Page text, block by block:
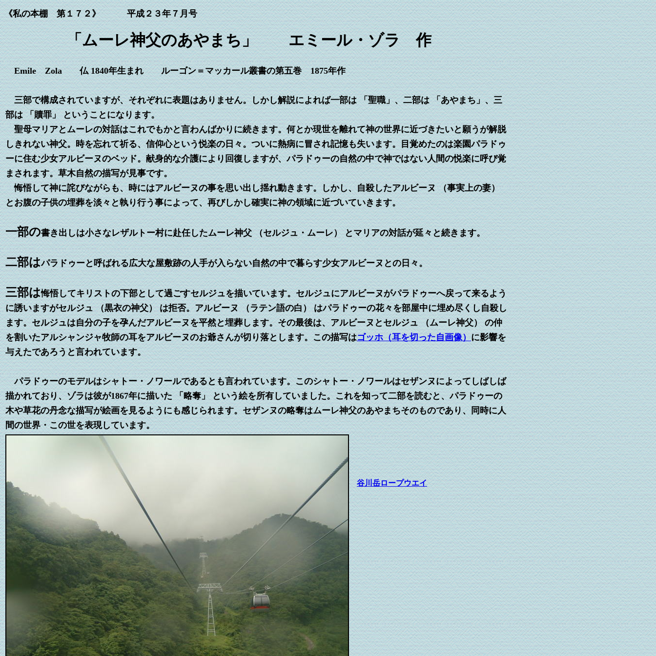
《私の本棚 第１７２》 平成２３年７月号
「ムーレ神父のあやまち」 エミール・ゾラ 作
Emile Zola 仏 1840年生まれ ルーゴン＝マッカール叢書の第五巻 1875年作
三部で構成されていますが、それぞれに表題はありません。しかし解説によれば一部は 「聖職」、二部は 「あやまち」、三
部は 「贖罪」 ということになります。
聖母マリアとムーレの対話はこれでもかと言わんばかりに続きます。何とか現世を離れて神の世界に近づきたいと願うが解脱
しきれない神父。時を忘れて祈る、信仰心という悦楽の日々。ついに熱病に冒され記憶も失います。目覚めたのは楽園パラドゥ
ーに住む少女アルビーヌのベッド。献身的な介護により回復しますが、パラドゥーの自然の中で神ではない人間の悦楽に呼び覚
まされます。草木自然の描写が見事です。
悔悟して神に詫びながらも、時にはアルビーヌの事を思い出し揺れ動きます。しかし、自殺したアルビーヌ （事実上の妻）
とお腹の子供の埋葬を淡々と執り行う事によって、再びしかし確実に神の領域に近づいていきます。
一部の書き出しは小さなレザルトー村に赴任したムーレ神父 （セルジュ・ムーレ） とマリアの対話が延々と続きます。
二部はパラドゥーと呼ばれる広大な屋敷跡の人手が入らない自然の中で暮らす少女アルビーヌとの日々。
三部は悔悟してキリストの下部として過ごすセルジュを描いています。セルジュにアルビーヌがパラドゥーへ戻って来るよう
に誘いますがセルジュ （黒衣の神父） は拒否。アルビーヌ （ラテン語の白） はパラドゥーの花々を部屋中に埋め尽くし自殺し
ます。セルジュは自分の子を孕んだアルビーヌを平然と埋葬します。その最後は、アルビーヌとセルジュ （ムーレ神父） の仲
を割いたアルシャンジャ牧師の耳をアルビーヌのお爺さんが切り落とします。この描写はゴッホ（耳を切った自画像） に影響を
与えたであろうと言われています。
パラドゥーのモデルはシャトー・ノワールであるとも言われています。このシャトー・ノワールはセザンヌによってしばしば
描かれており、ゾラは彼が1867年に描いた 「略奪」 という絵を所有していました。これを知って二部を読むと、パラドゥーの
木や草花の丹念な描写が絵画を見るようにも感じられます。セザンヌの略奪はムーレ神父のあやまちそのものであり、同時に人
間の世界・この世を表現しています。
谷川岳ロープウエイ